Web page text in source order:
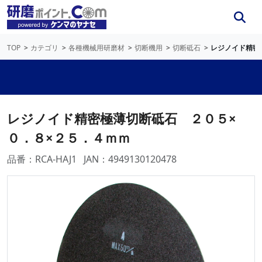
TOP カテゴリ 各種機械用研磨材 切断機用 切断砥石 レジノイド精
レジノイド精密極薄切断砥石 ２０５×
０．８×２５．４ｍｍ
品番：RCA-HAJ1 JAN：4949130120478